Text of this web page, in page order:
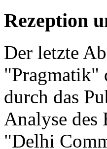
Rezeption
Der letzte
"Pragmatik"
durch das
Analyse
"Delhi